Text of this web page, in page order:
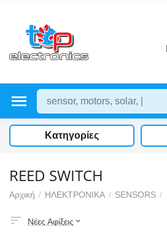
Κατηγορίες
REED SWITCH
Αρχική / ΗΛΕΚΤΡΟΝΙΚΑ / SENSORS /
Νέες Αφίξεις